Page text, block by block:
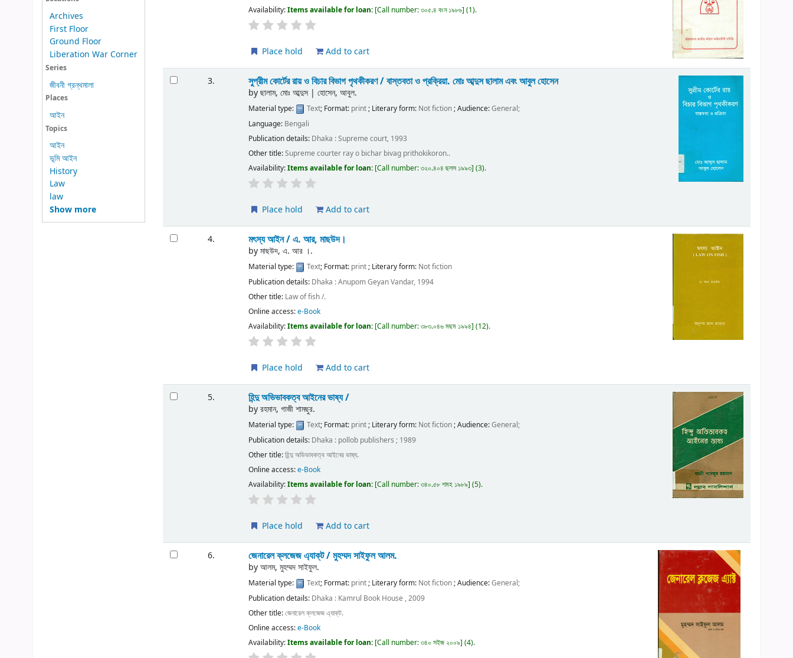
Archives
First Floor
Ground Floor
Liberation War Corner
Series
জীবনী গ্রন্থমালা
Places
আইন
Topics
আইন
ভূমি আইন
History
Law
law
Show more
Availability:Items available for loan: Call number:৩০৫.৪ বংন ১৯৮৬ (1).
Place hold Add to cart
3. সুপ্রীম কোর্টের রায় ও বিচার বিভাগ পৃথকীকরণ / বাস্তবতা ও প্রক্রিয়া.মোঃ আব্দুস ছালাম এবং আবুল হোসেন
byছালাম, মোঃ আব্দুস |হোসেন, আবুল.
Material type: Text; Format: print; Literary form: Not fiction; Audience:General;
Language: Bengali
Publication details: Dhaka :Supreme court, 1993
Other title:Supreme courter ray o bichar bivag prithokikoron..
Availability:Items available for loan: Call number:৩২০.৪০৪ ছলস ১৯৯৩ (3).
Place hold Add to cart
4. মৎস্য আইন /এ. আর, মাছউদ।
byমাছউদ, এ. আর ।.
Material type: Text; Format: print; Literary form: Not fiction
Publication details: Dhaka :Anupom Geyan Vandar, 1994
Other title: Law of fish /.
Online access:e-Book
Availability:Items available for loan: Call number:৩৮৩.০৪৬ মছম ১৯৯৪ (12).
Place hold Add to cart
5. হিন্দু অভিভাবকত্ব আইনের ভাষ্য /
byরহমান, গাজী শামছুর.
Material type: Text; Format: print; Literary form: Not fiction; Audience:General;
Publication details: Dhaka : pollob publishers ; 1989
Other title:হিন্দু অভিভাবকত্ব আইনের ভাষ্য.
Online access:e-Book
Availability:Items available for loan: Call number:৩৪০.৫৮ শমহ ১৯৮৯ (5).
Place hold Add to cart
6. জেনারেল ক্লজেজ এ্যাক্‌ট /মুহম্মদ সাইফুল আলম.
byআলম, মুহম্মদ সাইফুল.
Material type: Text; Format: print; Literary form: Not fiction; Audience:General;
Publication details: Dhaka : Kamrul Book House ,2009
Other title:জেনারেল ক্লজেজ এ্যাক্‌ট.
Online access:e-Book
Availability:Items available for loan: Call number:৩৪০ সইজ ২০০৯ (4).